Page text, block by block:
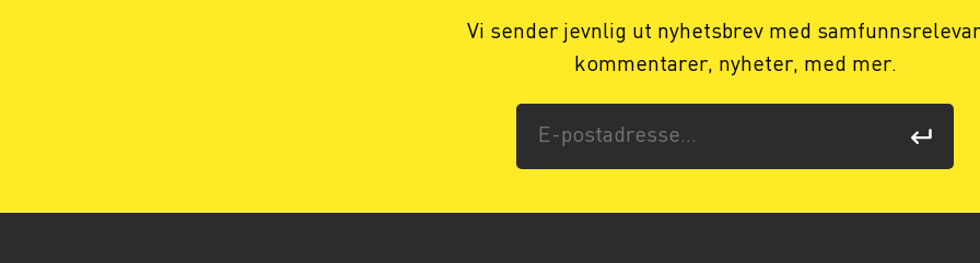
Vi sender jevnlig ut nyhetsbrev med
kommentarer, nyheter, med mer.